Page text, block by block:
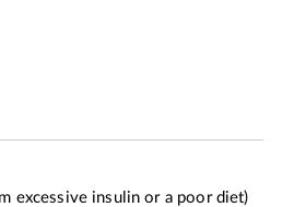
excessive insulin or a poor diet)